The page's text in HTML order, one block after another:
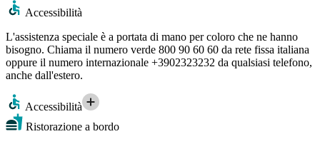
Accessibilità
L'assistenza speciale è a portata di mano per coloro che ne hanno
bisogno. Chiama il numero verde 800 90 60 60 da rete fissa italiana
oppure il numero internazionale +3902323232 da qualsiasi telefono,
anche dall'estero.
Accessibilità
Ristorazione a bordo